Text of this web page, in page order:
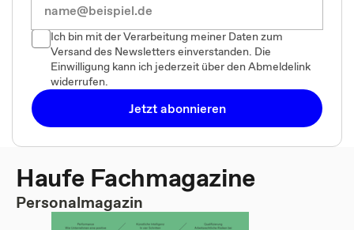
Ich bin mit der Verarbeitung meiner Daten zum
Versand des Newsletters einverstanden. Die
Einwilligung kann ich jederzeit über den Abmeldelink
widerrufen.
Jetzt abonnieren
Haufe Fachmagazine
Personalmagazin